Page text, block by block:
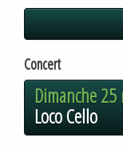
Concert
Dimanche
Loco Cello